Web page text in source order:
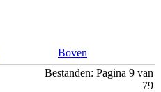
Boven
Bestanden: Pagina 9 van
79